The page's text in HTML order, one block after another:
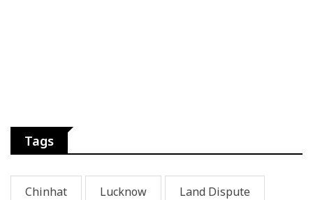
Tags
Chinhat Lucknow Land Dispute